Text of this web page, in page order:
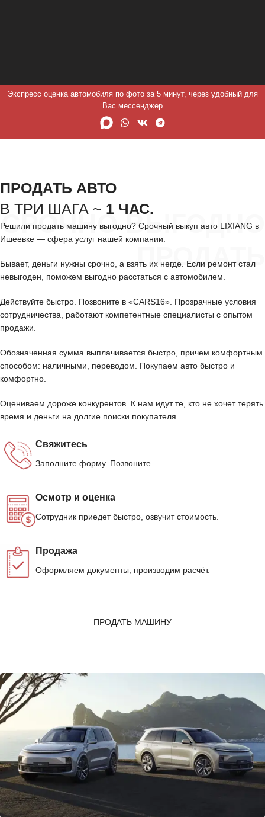
Экспресс оценка автомобиля по фото за 5 минут, через удобный для
Вас мессенджер
СРОЧНО ВЫГОДНО
ПРОДАТЬ
ПРОДАТЬ АВТО
В ТРИ ШАГА ~ 1 ЧАС.
Решили продать машину выгодно? Срочный выкуп авто LIXIANG в
Ишеевке — сфера услуг нашей компании.
Бывает, деньги нужны срочно, а взять их негде. Если ремонт стал
невыгоден, поможем выгодно расстаться с автомобилем.
Действуйте быстро. Позвоните в «CARS16». Прозрачные условия
сотрудничества, работают компетентные специалисты с опытом
продажи.
Обозначенная сумма выплачивается быстро, причем комфортным
способом: наличными, переводом. Покупаем авто быстро и
комфортно.
Оцениваем дороже конкурентов. К нам идут те, кто не хочет терять
время и деньги на долгие поиски покупателя.
Свяжитесь
Заполните форму. Позвоните.
Осмотр и оценка
Сотрудник приедет быстро, озвучит стоимость.
Продажа
Оформляем документы, производим расчёт.
ПРОДАТЬ МАШИНУ